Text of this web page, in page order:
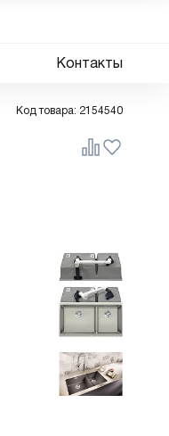
Контакты
Код товара: 2154540